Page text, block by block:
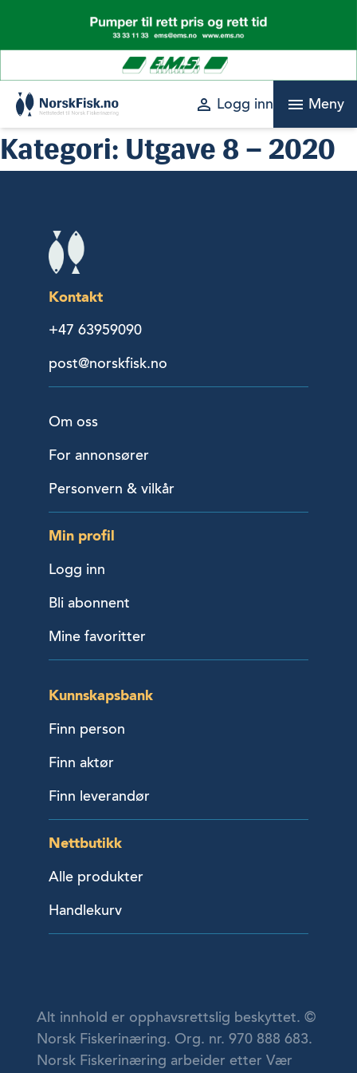
content
perm_identity Logg inn menu Meny
Kategori: Utgave 8 – 2020
Kontakt
+47 63959090
post@norskfisk.no
Om oss
For annonsører
Personvern & vilkår
Min profil
Logg inn
Bli abonnent
Mine favoritter
Kunnskapsbank
Finn person
Finn aktør
Finn leverandør
Nettbutikk
Alle produkter
Handlekurv
Alt innhold er opphavsrettslig beskyttet. ©
Norsk Fiskerinæring. Org. nr. 970 888 683.
Norsk Fiskerinæring arbeider etter Vær